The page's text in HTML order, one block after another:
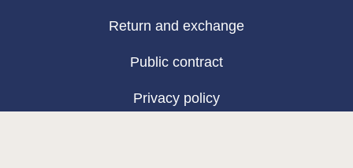
Return and exchange
Public contract
Privacy policy